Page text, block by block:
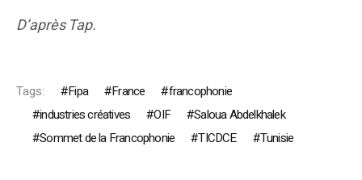
D’après Tap.
Tags: Fipa France
francophonie
industries créatives
OIF
Saloua Abdelkhalek
Sommet de la Francophonie
TICDCE Tunisie